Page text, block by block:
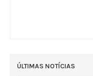
ÚLTIMAS NOTÍCIAS